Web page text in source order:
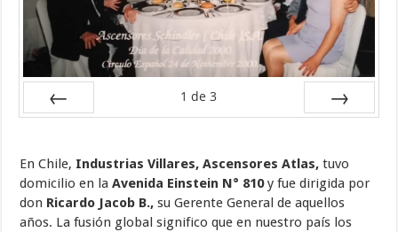
1 de 3
En Chile, Industrias Villares, Ascensores Atlas, tuvo
domicilio en laAvenida Einstein N° 810y fue dirigida por
don Ricardo Jacob B., su Gerente General de aquellos
años. La fusión global significo que en nuestro país los